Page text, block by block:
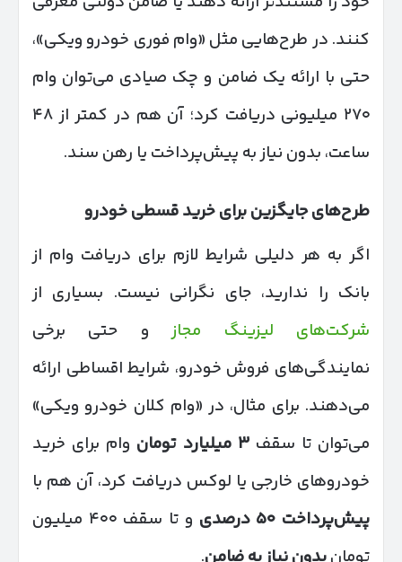
کنند. در طرح‌هایی مثل «وام فوری خودرو ویکی»،
حتی با ارائه یک ضامن و چک صیادی می‌توان وام
۲۷۰ میلیونی دریافت کرد؛ آن هم در کمتر از ۴۸
ساعت، بدون نیاز به پیش‌پرداخت یا رهن سند.
طرح‌های جایگزین برای خرید قسطی خودرو
اگر به هر دلیلی شرایط لازم برای دریافت وام از
بانک را ندارید، جای نگرانی نیست. بسیاری از
شرکت‌های لیزینگ مجازو حتی برخی
نمایندگی‌های فروش خودرو، شرایط اقساطی ارائه
می‌دهند. برای مثال، در «وام کلان خودرو ویکی»
می‌توان تا سقف۳ میلیارد تومان وام برای خرید
خودروهای خارجی یا لوکس دریافت کرد، آن هم با
پیش‌پرداخت ۵۰ درصدی
و تا سقف ۴۰۰ میلیون